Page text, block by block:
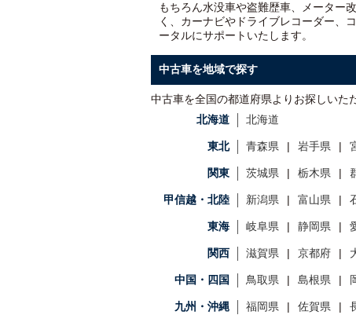
もちろん水没車や盗難歴車、メーター
く、カーナビやドライブレコーダー、
ータルにサポートいたします。
中古車を地域で探す
中古車を全国の都道府県よりお探しいた
北海道
北海道
東北 青森県 岩手県
関東 茨城県 栃木県
甲信越・北陸 新潟県 富山県
東海 岐阜県 静岡県
関西 滋賀県 京都府
中国・四国 鳥取県 島根県
九州・沖縄 福岡県 佐賀県